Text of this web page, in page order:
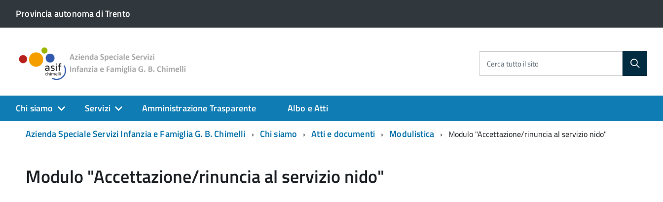
Provincia autonoma di Trento
Cerca tutto il sito
Chi siamo Servizi Amministrazione Trasparente
Albo e Atti
Azienda Speciale Servizi Infanzia e Famiglia G. B. Chimelli
Chi siamo Atti e documenti Modulistica Modulo "Accettazione/rinuncia al servizio nido"
Modulo "Accettazione/rinuncia al servizio nido"